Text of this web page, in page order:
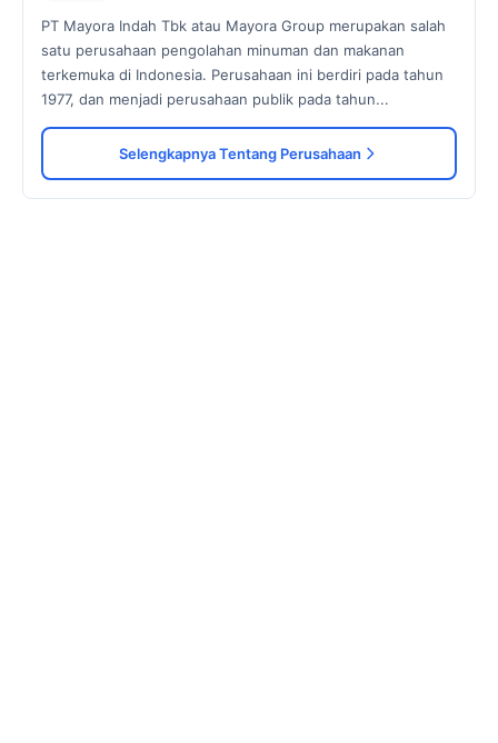
PT Mayora Indah Tbk atau Mayora Group merupakan salah
satu perusahaan pengolahan minuman dan makanan
terkemuka di Indonesia. Perusahaan ini berdiri pada tahun
1977, dan menjadi perusahaan publik pada tahun...
Selengkapnya Tentang Perusahaan